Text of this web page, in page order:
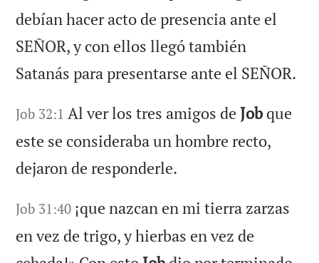
debían hacer acto de presencia ante el
SEÑOR, y con ellos llegó también
Satanás para presentarse ante el SEÑOR.
Job 32:1 Al ver los tres amigos deJob que
este se consideraba un hombre recto,
dejaron de responderle.
Job 31:40 ¡que nazcan en mi tierra zarzas
en vez de trigo, y hierbas en vez de